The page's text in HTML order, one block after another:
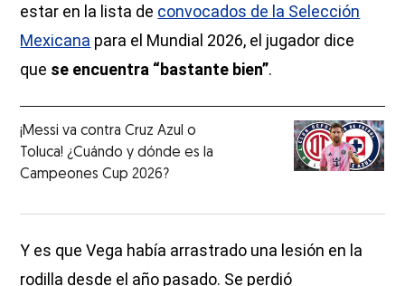
estar en la lista de convocados de la Selección
Mexicana para el Mundial 2026, el jugador dice
que se encuentra “bastante bien”.
¡Messi va contra Cruz Azul o
Toluca! ¿Cuándo y dónde es la
Campeones Cup 2026?
Y es que Vega había arrastrado una lesión en la
rodilla desde el año pasado. Se perdió